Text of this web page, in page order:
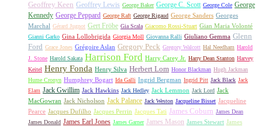
Geoffrey Keen Geoffrey Lewis George Baker George C. Scott George Cole George
Kennedy George Peppard George Raft George Rigaud George Sanders Georges
Marchal Gérard Jugnot Gert Fröbe Gia Scala Giacomo Rossi-Stuart Gian Maria Volonté
Gianni Garko Gina Lollobrigida Giorgia Moll Giovanna Ralli Giuliano Gemma Glenn
Ford Grace Jones Grégoire Aslan Gregory Peck Gregory Walcott Hal Needham Harold
J. Stone Harold Sakata Harrison Ford Harry Carey Jr. Harry Dean Stanton Harvey
Keitel Henry Fonda Henry Silva Herbert Lom Honor Blackman Hugh Jackman
Hume Cronyn Humphrey Bogart Ida Galli Ingrid Bergman Ingrid Pitt Jack Black Jack
Elam Jack Gwillim Jack Hawkins Jack Hedley Jack Lemmon Jack Lord Jack
MacGowran Jack Nicholson Jack Palance Jack Weston Jacqueline Bisset Jacqueline
Pearce Jacques Dufilho Jacques Perrin Jacques Tati James Coburn James Dean
James Donald James Earl Jones James Garner James Mason James Stewart James